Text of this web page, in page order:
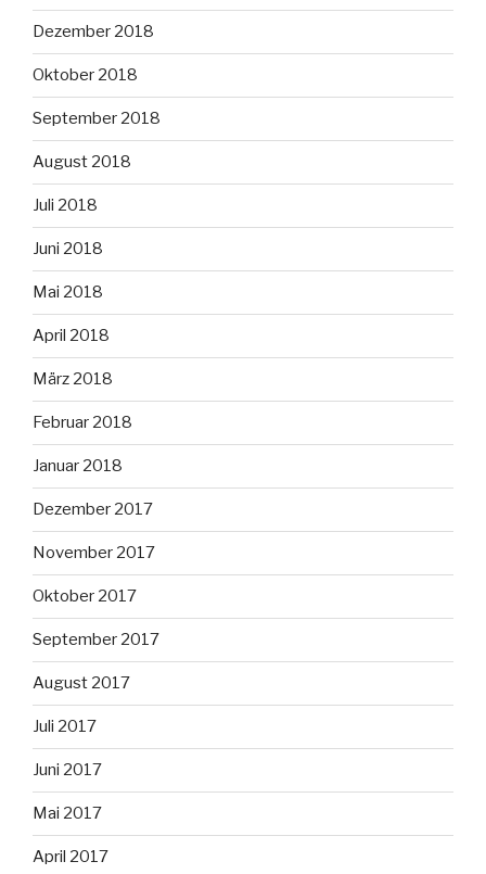
Dezember 2018
Oktober 2018
September 2018
August 2018
Juli 2018
Juni 2018
Mai 2018
April 2018
März 2018
Februar 2018
Januar 2018
Dezember 2017
November 2017
Oktober 2017
September 2017
August 2017
Juli 2017
Juni 2017
Mai 2017
April 2017